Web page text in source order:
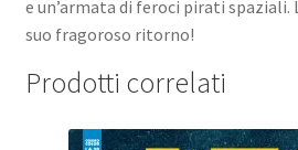
e un’armata di feroci pirati spaziali.
suo fragoroso ritorno!
Prodotti correlati